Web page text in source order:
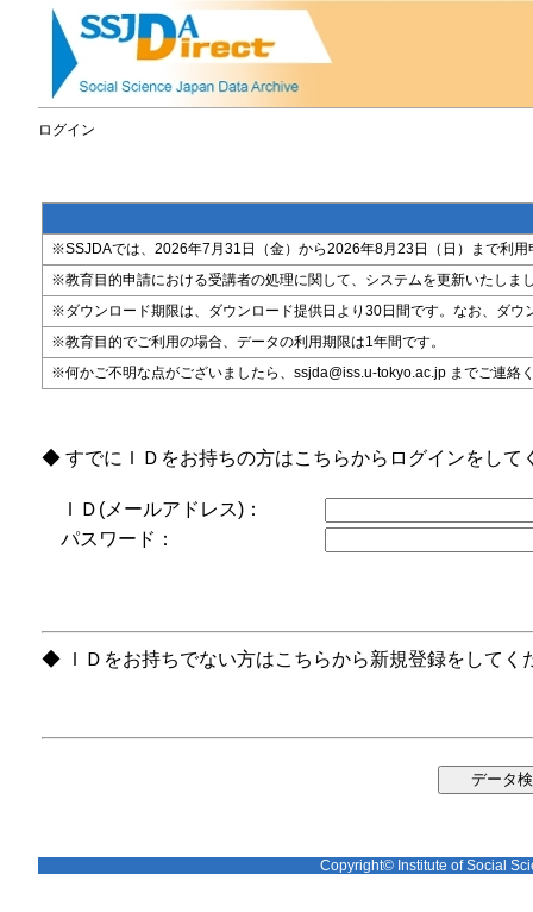
ログイン
※SSJDAでは、2026年7月31日（金）から2026年8月23日（日）まで利
※教育目的申請における受講者の処理に関して、システムを更新いたしま
※ダウンロード期限は、ダウンロード提供日より30日間です。なお、ダ
※教育目的でご利用の場合、データの利用期限は1年間です。
※何かご不明な点がございましたら、ssjda@iss.u-tokyo.ac.jp までご連絡
◆ すでにＩＤをお持ちの方はこちらからログインをして
ＩＤ(メールアドレス)：
パスワード：
◆ ＩＤをお持ちでない方はこちらから新規登録をしてく
Copyright© Institute of Social